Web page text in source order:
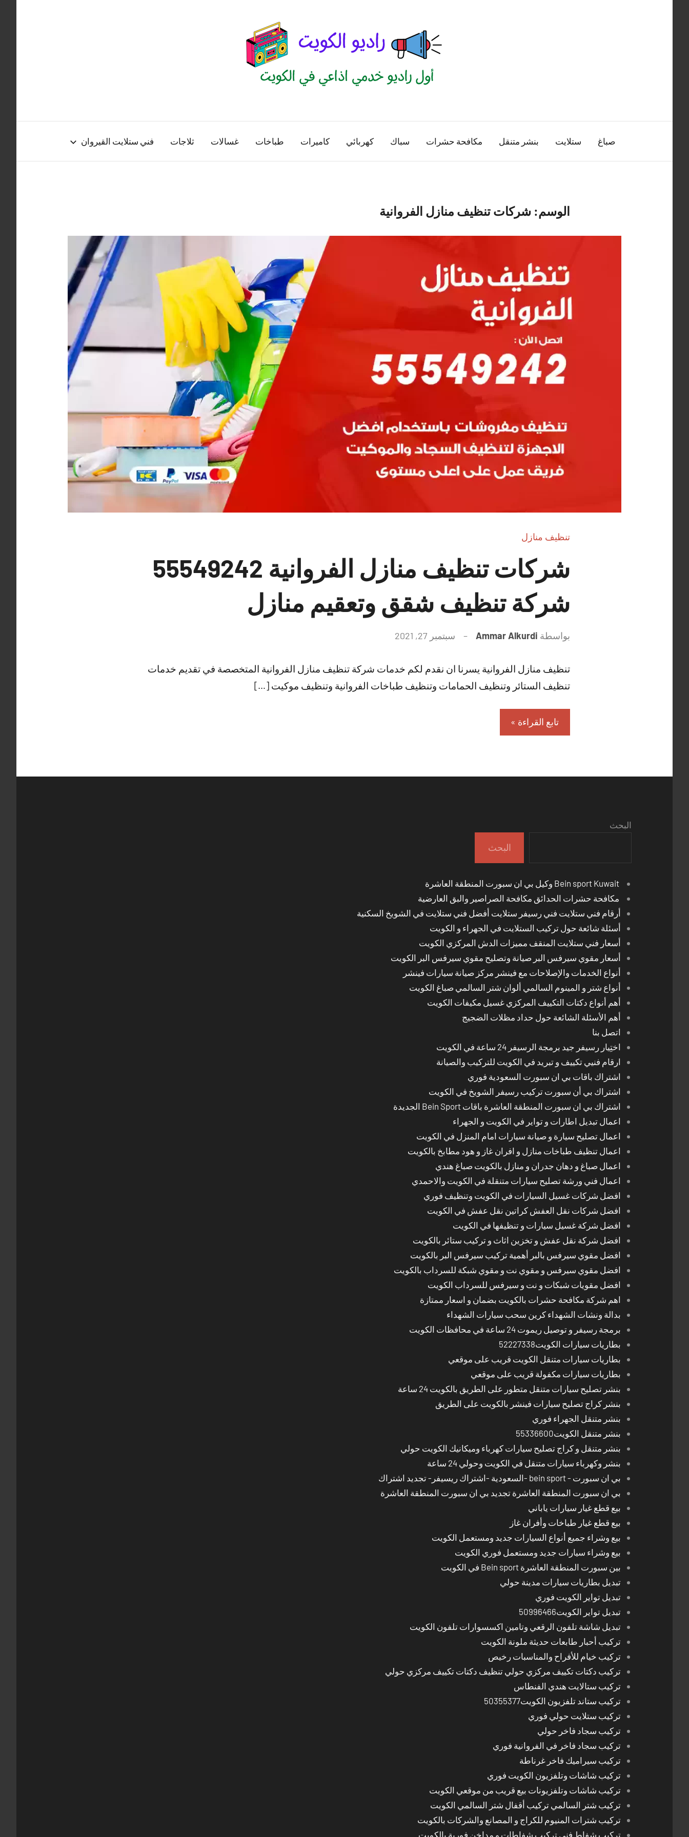
الكويت
منصة
اذاعية
صباغ ستلايت بنشر متنقل مكافحة حشرات سباك كهربائي كاميرات طباخات غسالات ثلاجات فني ستلايت القيروان
الوسم: شركات تنظيف منازل الفروانية
تنظيف منازل
شركات تنظيف منازل الفروانية 55549242
شركة تنظيف شقق وتعقيم منازل
بواسطة Ammar Alkurdi سبتمبر 27, 2021
تعليقات
تنظيف منازل الفروانية يسرنا ان نقدم لكم خدمات شركة تنظيف منازل الفروانية المتخصصة في تقديم خدمات
تنظيف الستائر وتنظيف الحمامات وتنظيف طباخات الفروانية وتنظيف موكيت […]
تابع القراءة
البحث
البحث
Bein sport Kuwait وكيل بي ان سبورت المنطقة العاشرة
مكافحة حشرات الحدائق مكافحة الصراصير والبق العارضية
أرقام فني ستلايت فني رسيفر ستلايت أفضل فني ستلايت في الشويخ السكنية
أسئلة شائعة حول تركيب الستلايت في الجهراء و الكويت
أسعار فني ستلايت المنقف مميزات الدش المركزي الكويت
أسعار مقوي سيرفس البر صيانة وتصليح مقوي سيرفس البر الكويت
أنواع الخدمات والإصلاحات مع فينشر مركز صيانة سيارات فينشر
أنواع شتر و المينوم السالمي ألوان شتر السالمي صباغ الكويت
أهم أنواع دكتات التكييف المركزي غسيل مكيفات الكويت
أهم الأسئلة الشائعة حول حداد مظلات الضجيج
اتصل بنا
اختِيار رسيفر جيد برمجة الرسيفر 24 ساعة في الكويت
ارقام فنيي تكييف و تبريد في الكويت للتركيب والصيانة
اشتراك باقات بي ان سبورت السعودية فوري
اشتراك بي أن سبورت تركيب رسيفر الشويخ في الكويت
اشتراك بي ان سبورت المنطقة العاشرة باقات Bein Sport الجديدة
اعمال تبديل اطارات و تواير في الكويت و الجهراء
اعمال تصليح سيارة و صيانة سيارات امام المنزل في الكويت
اعمال تنظيف طباخات منازل و افران غاز و هود مطابخ بالكويت
اعمال صباغ و دهان جدران و منازل بالكويت صباغ هندي
اعمال فني ورشة تصليح سيارات متنقلة في الكويت والاحمدي
افضل شركات غسيل السيارات في الكويت وتنظيف فوري
افضل شركات نقل العفش كراتين نقل عفش في الكويت
افضل شركة غسيل سيارات و تنظيفها في الكويت
افضل شركة نقل عفش و تخزين اثاث و تركيب ستائر بالكويت
افضل مقوي سيرفس بالبر أهمية تركيب سيرفس البر بالكويت
افضل مقوي سيرفس و مقوي نت و مقوي شبكة للسرداب بالكويت
افضل مقويات شبكات و نت و سيرفس للسرداب الكويت
اهم شركة مكافحة حشرات بالكويت بضمان و اسعار ممتازة
بدالة ونشات الشهداء كرين سحب سيارات الشهداء
برمجة رسيفر و توصيل ريموت 24 ساعة في محافظات الكويت
بطاريات سيارات الكويت52227338
بطاريات سيارات متنقل الكويت قريب على موقعي
بطاريات سيارات مكفولة قريب على موقعي
بنشر تصليح سيارات متنقل متطور على الطريق بالكويت 24 ساعة
بنشر كراج تصليح سيارات فينشر بالكويت على الطريق
بنشر متنقل الجهراء فوري
بنشر متنقل الكويت55336600
بنشر متنقل و كراج تصليح سيارات كهرباء وميكانيك الكويت حولي
بنشر وكهرباء سيارات متنقل في الكويت وحولي 24 ساعة
بي ان سبورت - bein sport -السعودية -اشتراك ريسيفر- تجديد اشتراك
بي ان سبورت المنطقة العاشرة تجديد بي ان سبورت المنطقة العاشرة
بيع قطع غيار سيارات ياباني
بيع قطع غيار طباخات وأفران غاز
بيع وشراء جميع أنواع السيارات جديد ومستعمل الكويت
بيع وشراء سيارات جديد ومستعمل فوري الكويت
بين سبورت المنطقة العاشرة Bein sport في الكويت
تبديل بطاريات سيارات مدينة حولي
تبديل تواير الكويت فوري
تبديل تواير الكويت50996466
تبديل شاشة تلفون الرقعي وتامين اكسسوارات تلفون الكويت
تركيب أحبار طابعات حديثة ملونة الكويت
تركيب خيام للأفراح والمناسبات رخيص
تركيب دكتات تكييف مركزي حولي تنظيف دكتات تكييف مركزي حولي
تركيب ستالايت هندي الفنطاس
تركيب ستاند تلفزيون الكويت50355377
تركيب ستلايت حولي فوري
تركيب سجاد فاخر حولي
تركيب سجاد فاخر في الفروانية فوري
تركيب سيراميك فاخر غرناطة
تركيب شاشات وتلفزيون الكويت فوري
تركيب شاشات وتلفزيونات بيع قريب من موقعي الكويت
تركيب شتر السالمي تركيب أقفال شتر السالمي الكويت
تركيب شترات المنيوم للكراج و المصانع والشركات بالكويت
تركيب شفاط فني تركيب شفاطات و مداخن فورية بالكويت